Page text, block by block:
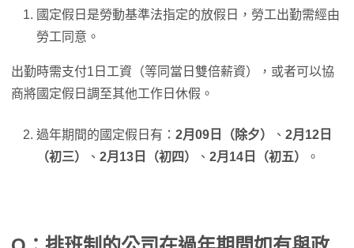
國定假日是勞動基準法指定的放假日，勞工出勤需經由
勞工同意。
出勤時需支付1日工資（等同當日雙倍薪資），或者可以協
商將國定假日調至其他工作日休假。
過年期間的國定假日有： 2月09日（除夕） 、 2月12日
（初三）
、 2月13日（初四） 、 2月14日（初五） 。